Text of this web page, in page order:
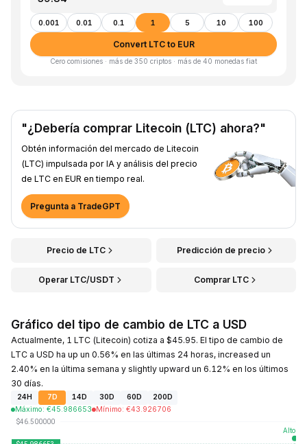
0.001 0.01 0.1 1 5 10 100
Convert LTC to EUR
Cero comisiones · más de 350 criptos · más de 40 monedas fiat
"¿Debería comprar Litecoin (LTC) ahora?"
Obtén información del mercado de Litecoin
(LTC) impulsada por IA y análisis del precio
de LTC en EUR en tiempo real.
Pregunta a TradeGPT
Precio de LTC Predicción de precio
Operar LTC/USDT Comprar LTC
Gráfico del tipo de cambio de LTC a USD
Actualmente, 1 LTC (Litecoin) cotiza a $45.95. El tipo de cambio de
LTC a USD ha up un 0.56% en las últimas 24 horas, increased un
2.40% en la última semana y slightly upward un 6.12% en los últimos
30 días.
24H 7D 14D 30D 60D
200D
Máximo: €45.986653 Mínimo: €43.926706